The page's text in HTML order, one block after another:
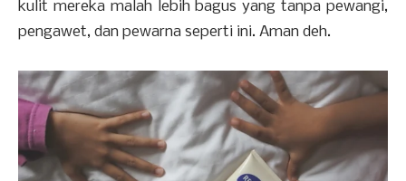
kulit mereka malah lebih bagus yang tanpa pewangi,
pengawet, dan pewarna seperti ini. Aman deh.